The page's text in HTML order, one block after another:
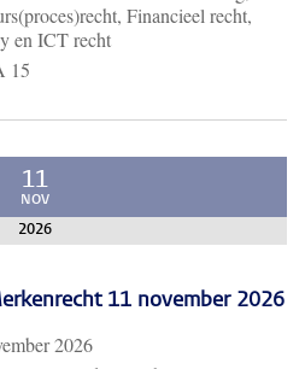
Financieel recht,
en ICT recht
15
11
NOV
2026
11 november 2026
2026